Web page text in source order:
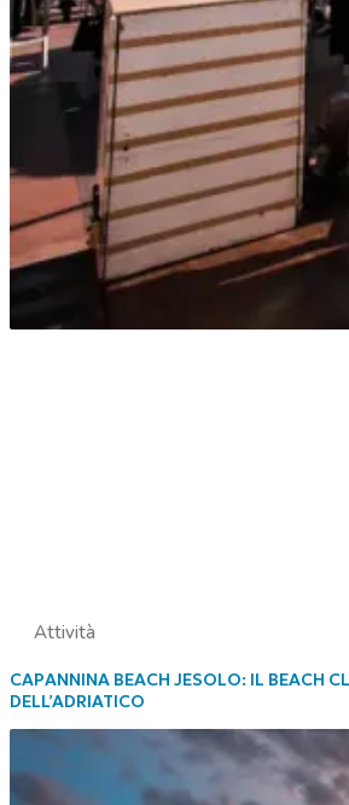
Attività
CAPANNINA BEACH JESOLO: IL BEACH
DELL’ADRIATICO